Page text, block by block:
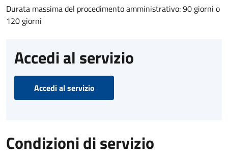
Durata massima del procedimento amministrativo: 90 giorni o
120 giorni
Accedi al servizio
Accedi al servizio
Condizioni di servizio